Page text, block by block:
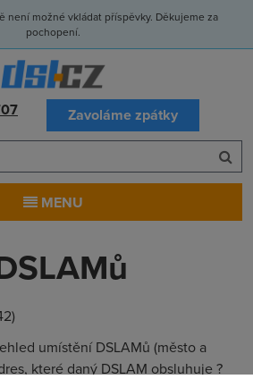
není možné vkládat příspěvky. Děkujeme za
pochopení.
Zavoláme zpátky
MENU
umístění DSLAMů (město a
které daný DSLAM obsluhuje ?